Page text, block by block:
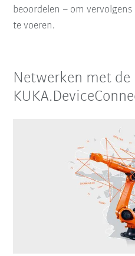
beoordelen – om
te voeren.
Netwerken met de